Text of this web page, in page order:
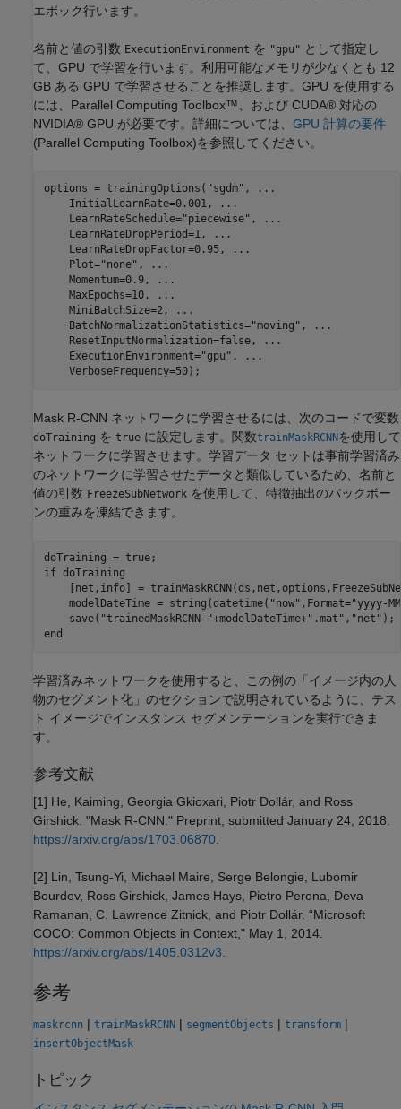
エポック行います。
名前と値の引数 ExecutionEnvironment を "gpu" として指定し
て、GPU で学習を行います。利用可能なメモリが少なくとも 12
GB ある GPU で学習させることを推奨します。GPU を使用する
には、Parallel Computing Toolbox™、および CUDA® 対応の
NVIDIA® GPU が必要です。詳細については、 GPU 計算の要件
(Parallel Computing Toolbox)を参照してください。
options = trainingOptions( "sgdm" ,
...
    InitialLearnRate=0.001,
...
    LearnRateSchedule=
"piecewise" ,
...
    LearnRateDropPeriod=1,
...
    LearnRateDropFactor=0.95,
...
    Plot=
"none" ,
...
    Momentum=0.9,
...
    MaxEpochs=10,
...
    MiniBatchSize=2,
...
    BatchNormalizationStatistics=
"moving" ,
...
    ResetInputNormalization=false,
...
    ExecutionEnvironment=
"gpu" ,
...
    VerboseFrequency=50);
Mask R-CNN ネットワークに学習させるには、次のコードで変数
doTraining を true に設定します。関数trainMaskRCNNを使用して
ネットワークに学習させます。学習データ セットは事前学習済み
のネットワークに学習させたデータと類似しているため、名前と
値の引数 FreezeSubNetwork を使用して、特徴抽出のバックボー
ンの重みを凍結できます。
if doTraining
[net,info] =
    modelDateTime = string(datetime(
"now" ,Format="yyyy-
    save(
"trainedMaskRCNN-"+modelDateTime+".mat" , "net"
end
学習済みネットワークを使用すると、この例の「イメージ内の人
物のセグメント化」のセクションで説明されているように、テス
ト イメージでインスタンス セグメンテーションを実行できま
す。
参考文献
[1] He, Kaiming, Georgia Gkioxari, Piotr Dollár, and Ross
Girshick. "Mask R-CNN." Preprint, submitted January 24, 2018.
https://arxiv.org/abs/1703.06870.
[2] Lin, Tsung-Yi, Michael Maire, Serge Belongie, Lubomir
Bourdev, Ross Girshick, James Hays, Pietro Perona, Deva
Ramanan, C. Lawrence Zitnick, and Piotr Dollár. “Microsoft
COCO: Common Objects in Context," May 1, 2014.
https://arxiv.org/abs/1405.0312v3.
参考
maskrcnn | trainMaskRCNN | segmentObjects | transform |
insertObjectMask
トピック